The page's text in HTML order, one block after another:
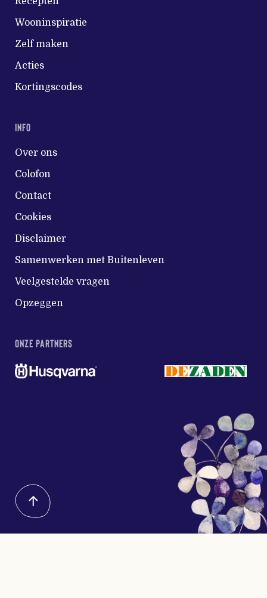
Wooninspiratie
Zelf maken
Acties
Kortingscodes
INFO
Over ons
Colofon
Contact
Cookies
Disclaimer
Samenwerken met Buitenleven
Veelgestelde vragen
Opzeggen
ONZE PARTNERS